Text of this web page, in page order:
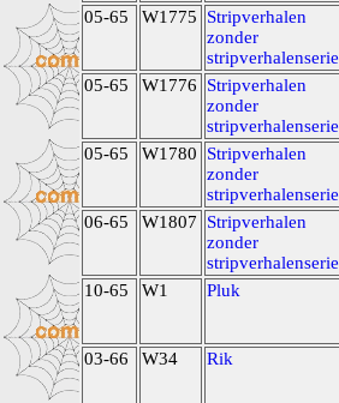
05-65 W1775
Stripverhalen
zonder
stripverhalenserie
05-65 W1776
Stripverhalen
zonder
stripverhalenserie
05-65 W1780
Stripverhalen
zonder
stripverhalenserie
06-65 W1807
Stripverhalen
zonder
stripverhalenserie
10-65 W1 Pluk
03-66 W34 Rik